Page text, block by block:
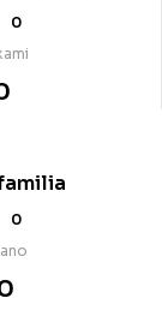
0
0